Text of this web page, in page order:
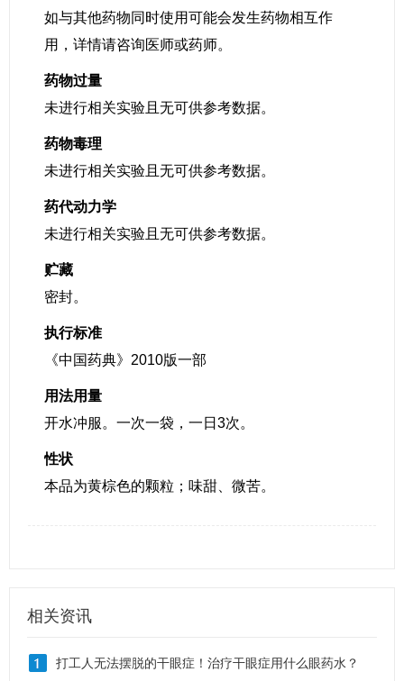
如与其他药物同时使用可能会发生药物相互作
用，详情请咨询医师或药师。
药物过量
未进行相关实验且无可供参考数据。
药物毒理
未进行相关实验且无可供参考数据。
药代动力学
未进行相关实验且无可供参考数据。
贮藏
密封。
执行标准
《中国药典》2010版一部
用法用量
开水冲服。一次一袋，一日3次。
性状
本品为黄棕色的颗粒；味甜、微苦。
相关资讯
打工人无法摆脱的干眼症！治疗干眼症用什么眼药水？